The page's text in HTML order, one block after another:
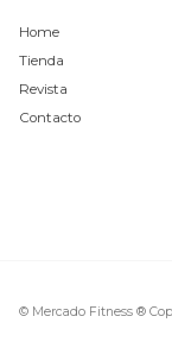
Home
Tienda
Revista
Contacto
© Mercado Fitness ®